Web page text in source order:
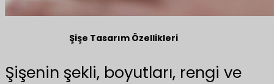
Şişe Tasarım Özellikleri
Şişenin şekli, boyutları, rengi ve